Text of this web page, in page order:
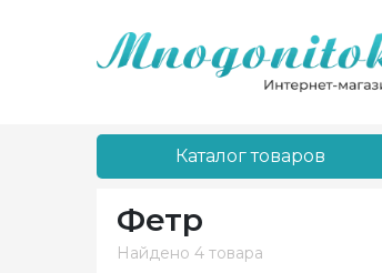
Каталог товаров
Фетр
Найдено 4 товара